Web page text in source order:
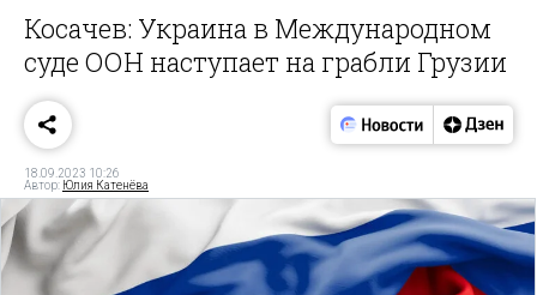
Косачев: Украина в Международном
суде ООН наступает на грабли Грузии
18.09.2023 10:26
Автор: Юлия Катенёва